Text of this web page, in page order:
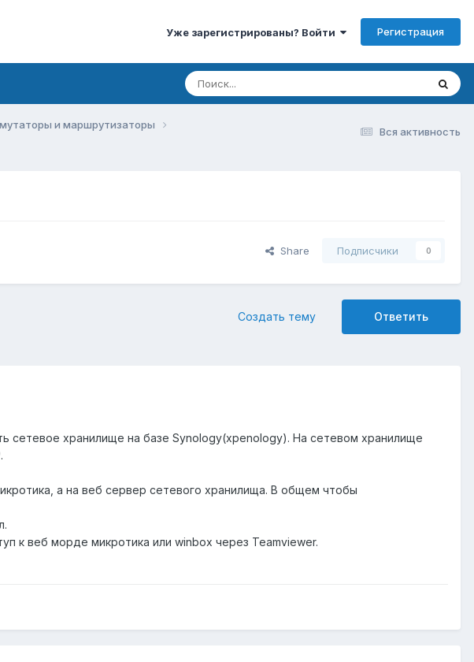
Уже зарегистрированы? Войти Регистрация
Вся активность
и маршрутизаторы
Share Подписчики 0
Ответить
Создать тему
сетевое хранилище на базе Synology(xpenology). На сетевом хранилище
а на веб сервер сетевого хранилища. В общем чтобы
к веб морде микротика или winbox через Teamviewer.